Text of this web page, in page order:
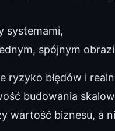
systemami,
spójnym
ryzyko błędów i
budowania
wartość biznesu, a